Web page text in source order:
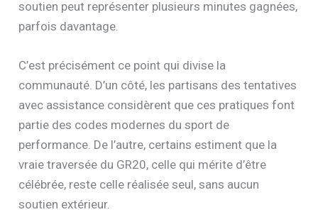
soutien peut représenter plusieurs minutes gagnées,
parfois davantage.
C’est précisément ce point qui divise la
communauté. D’un côté, les partisans des tentatives
avec assistance considèrent que ces pratiques font
partie des codes modernes du sport de
performance. De l’autre, certains estiment que la
vraie traversée du GR20, celle qui mérite d’être
célébrée, reste celle réalisée seul, sans aucun
soutien extérieur.